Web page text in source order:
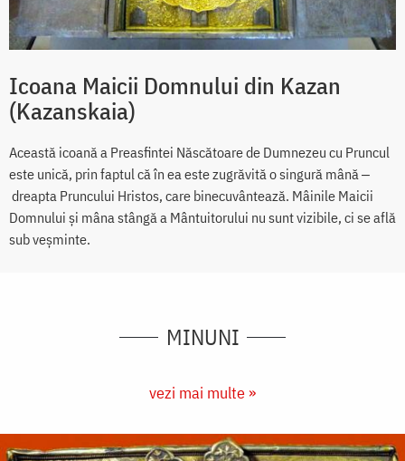
Icoana Maicii Domnului din Kazan
(Kazanskaia)
Această icoană a Preasfintei Născătoare de Dumnezeu cu Pruncul
este unică, prin faptul că în ea este zugrăvită o singură mână ‒
dreapta Pruncului Hristos, care binecuvântează. Mâinile Maicii
Domnului și mâna stângă a Mântuitorului nu sunt vizibile, ci se află
sub veșminte.
MINUNI
vezi mai multe »